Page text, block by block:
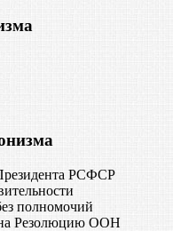
РСФСР
полномочий
Резолюцию ООН